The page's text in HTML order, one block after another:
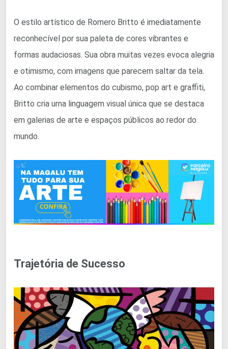
O estilo artístico de Romero Britto é imediatamente
reconhecível por sua paleta de cores vibrantes e
formas audaciosas. Sua obra muitas vezes evoca alegria
e otimismo, com imagens que parecem saltar da tela.
Ao combinar elementos do cubismo, pop art e graffiti,
Britto cria uma linguagem visual única que se destaca
em galerias de arte e espaços públicos ao redor do
mundo.
Trajetória de Sucesso